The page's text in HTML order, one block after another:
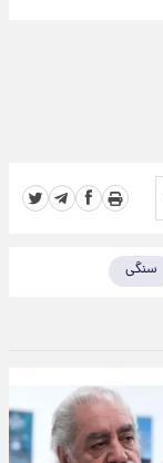
سنگی